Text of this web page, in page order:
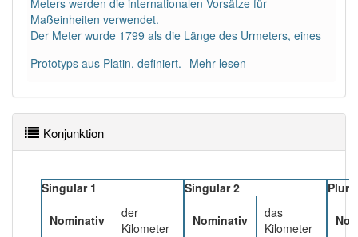
Häufigkeit: 8 von 10
Wörter mit Endung -kilometer : 14
Wörter mit Endung-kilometeraber mit einem
anderen Artikelder: 0
Meters werden die internationalen Vorsätze für
Maßeinheiten verwendet.
Der Meter wurde 1799 als die Länge des Urmeters, eines
Prototyps aus Platin, definiert. Mehr lesen
Konjunktion
Singular 1
Nominativ
der
Kilometer
Singular 2
Nominativ
das
Kilometer
Plural